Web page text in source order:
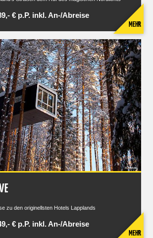
€ p.P. inkl. An-/Abreise
MEHR
zu den originellsten Hotels Lapplands
€ p.P. inkl. An-/Abreise
MEHR